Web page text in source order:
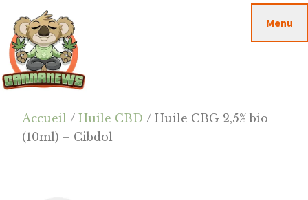
contenu
principal
barre
latérale
principale
footer
Cannanews.fr
Menu
Accueil /Huile CBD / Huile CBG 2,5% bio
(10ml) – Cibdol